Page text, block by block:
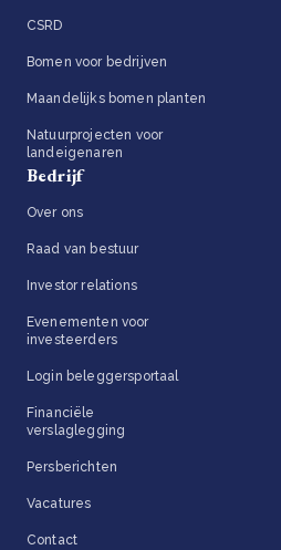
CSRD
Bomen voor bedrijven
Maandelijks bomen planten
Natuurprojecten voor
landeigenaren
Bedrijf
Over ons
Raad van bestuur
Investor relations
Evenementen voor
investeerders
Login beleggersportaal
Financiële
verslaglegging
Persberichten
Vacatures
Contact